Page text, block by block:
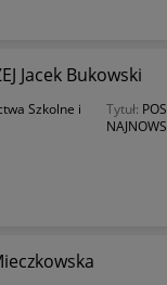
Jacek Bukowski
Szkolne i
Tytuł: